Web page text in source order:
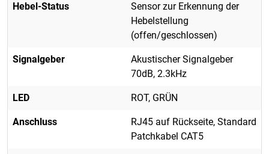
Hebel-Status
Sensor zur Erkennung der
Hebelstellung
(offen/geschlossen)
Signalgeber
Akustischer Signalgeber
70dB, 2.3kHz
LED ROT, GRÜN
Anschluss
RJ45 auf Rückseite, Standard
Patchkabel CAT5